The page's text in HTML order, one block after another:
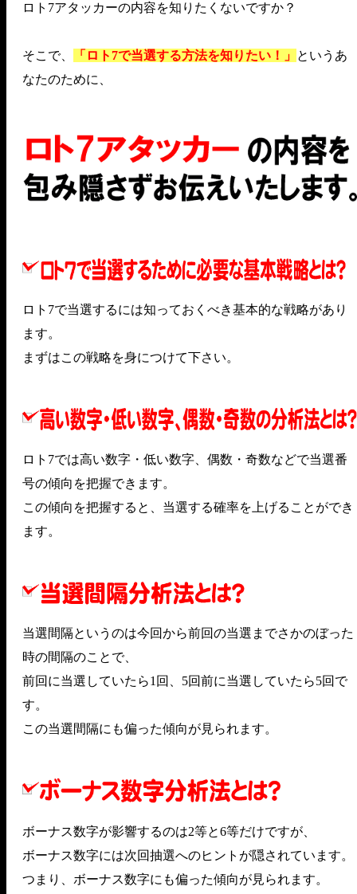
ロト7アタッカーの内容を知りたくないですか？
そこで、 「ロト7で当選する方法を知りたい！」 というあ
なたのために、
ロト7で当選するには知っておくべき基本的な戦略があり
ます。
まずはこの戦略を身につけて下さい。
ロト7では高い数字・低い数字、偶数・奇数などで当選番
号の傾向を把握できます。
この傾向を把握すると、当選する確率を上げることができ
ます。
当選間隔というのは今回から前回の当選までさかのぼった
時の間隔のことで、
前回に当選していたら1回、5回前に当選していたら5回で
す。
この当選間隔にも偏った傾向が見られます。
ボーナス数字が影響するのは2等と6等だけですが、
ボーナス数字には次回抽選へのヒントが隠されています。
つまり、ボーナス数字にも偏った傾向が見られます。